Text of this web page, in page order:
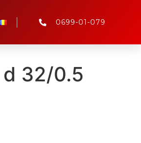
0699-01-079
d 32/0.5